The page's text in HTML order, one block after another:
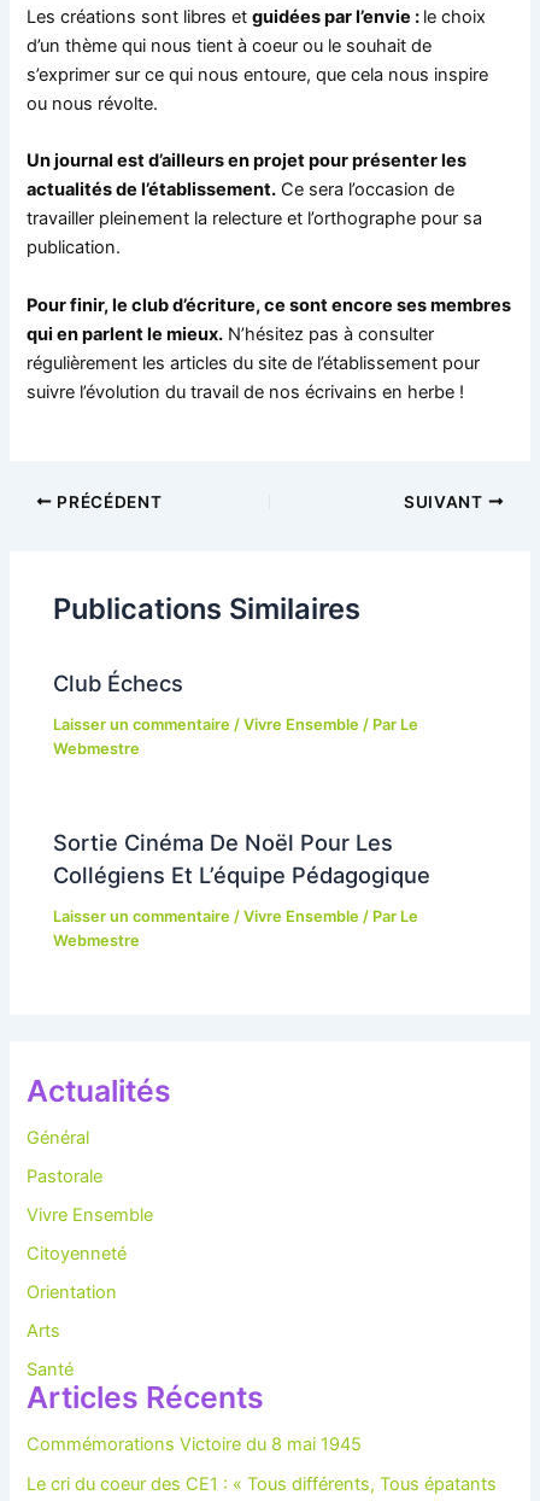
Les créations sont libres etguidées par l’envie : le choix
d’un thème qui nous tient à coeur ou le souhait de
s’exprimer sur ce qui nous entoure, que cela nous inspire
ou nous révolte.
Un journal est d’ailleurs en projet pour présenter les
actualités de l’établissement. Ce sera l’occasion de
travailler pleinement la relecture et l’orthographe pour sa
publication.
Pour finir, le club d’écriture, ce sont encore ses membres
qui en parlent le mieux. N’hésitez pas à consulter
régulièrement les articles du site de l’établissement pour
suivre l’évolution du travail de nos écrivains en herbe !
NavigationPRÉCÉDENT SUIVANT
Publications Similaires
Club Échecs
Laisser un commentaire /Vivre Ensemble / Par Le
Webmestre
Sortie Cinéma De Noël Pour Les
Collégiens Et L’équipe Pédagogique
Laisser un commentaire /Vivre Ensemble / Par Le
Webmestre
Actualités
Général
Pastorale
Vivre Ensemble
Citoyenneté
Orientation
Arts
Santé
Articles Récents
Commémorations Victoire du 8 mai 1945
Le cri du coeur des CE1 : « Tous différents, Tous épatants